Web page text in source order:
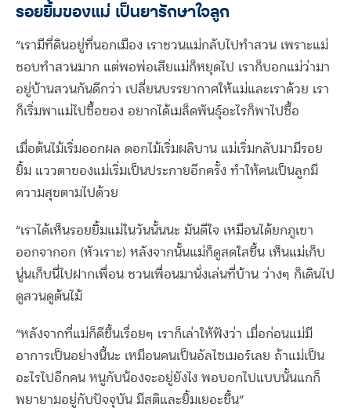
รอยยิ้มของแม่ เป็นยารักษาใจลูก
“เรามีที่ดินอยู่ที่นอกเมือง เราชวนแม่กลับไปทำสวน เพราะแม่
ชอบทำสวนมาก แต่พอพ่อเสียแม่ก็หยุดไป เราก็บอกแม่ว่ามา
อยู่บ้านสวนกันดีกว่า เปลี่ยนบรรยากาศให้แม่และเราด้วย เรา
ก็เริ่มพาแม่ไปซื้อของ อยากได้เมล็ดพันธุ์อะไรก็พาไปซื้อ
เมื่อต้นไม้เริ่มออกผล ดอกไม้เริ่มผลิบาน แม่เริ่มกลับมามีรอย
ยิ้ม แววตาของแม่เริ่มเป็นประกายอีกครั้ง ทำให้คนเป็นลูกมี
ความสุขตามไปด้วย
“เราได้เห็นรอยยิ้มแม่ในวันนั้นนะ มันดีใจ เหมือนได้ยกภูเขา
ออกจากอก (หัวเราะ) หลังจากนั้นแม่ก็ดูสดใสขึ้น เห็นแม่เก็บ
นู่นเก็บนี่ไปฝากเพื่อน ชวนเพื่อนมานั่งเล่นที่บ้าน ว่างๆ ก็เดินไป
ดูสวนดูต้นไม้
“หลังจากที่แม่ก็ดีขึ้นเรื่อยๆ เราก็เล่าให้ฟังว่า เมื่อก่อนแม่มี
อาการเป็นอย่างนี้นะ เหมือนคนเป็นอัลไซเมอร์เลย ถ้าแม่เป็น
อะไรไปอีกคน หนูกับน้องจะอยู่ยังไง พอบอกไปแบบนั้นแกก็
พยายามอยู่กับปัจจุบัน มีสติและยิ้มเยอะขึ้น”